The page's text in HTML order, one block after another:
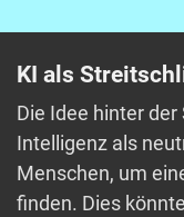
KI als
Die Idee hinter
Intelligenz als
Menschen, um
finden. Dies